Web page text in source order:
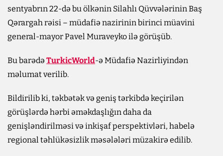
sentyabrın 22-də bu ölkənin Silahlı Qüvvələrinin Baş
Qərargah rəisi – müdafiə nazirinin birinci müavini
general-mayor Pavel Muraveyko ilə görüşüb.
Bu barədə TurkicWorld-ə Müdafiə Nazirliyindən
məlumat verilib.
Bildirilib ki, təkbətək və geniş tərkibdə keçirilən
görüşlərdə hərbi əməkdaşlığın daha da
genişləndirilməsi və inkişaf perspektivləri, habelə
regional təhlükəsizlik məsələləri müzakirə edilib.